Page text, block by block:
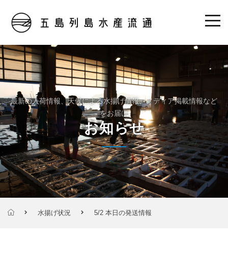
最新の入荷情報、天候による水揚げ情報、メディア掲載情報など
をお届け
お知らせ
水揚げ状況 5/2 本日の発送情報